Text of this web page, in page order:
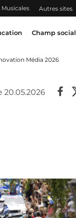
Autres sites
Champ social
Média 2026
20.05.2026